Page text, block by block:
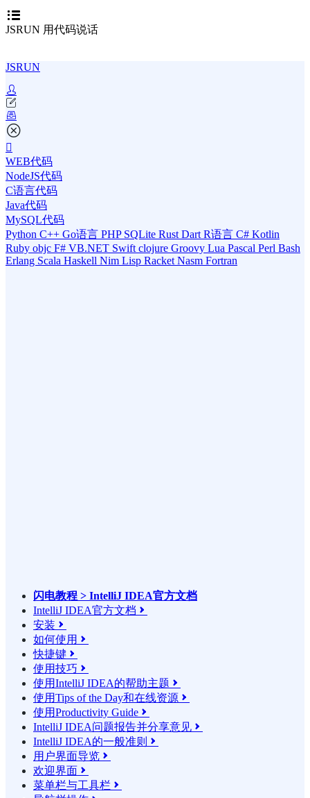
JSRUN 用代码说话
JSRUN
WEB代码
NodeJS代码
C语言代码
Java代码
MySQL代码
Python C++ Go语言 PHP SQLite Rust Dart R语言 C# Kotlin
Ruby objc F# VB.NET Swift clojure Groovy Lua Pascal Perl Bash
Erlang Scala Haskell Nim Lisp Racket Nasm Fortran
闪电教程 > IntelliJ IDEA官方文档
IntelliJ IDEA官方文档 
安装 
如何使用 
快捷键 
使用技巧 
使用IntelliJ IDEA的帮助主题 
使用Tips of the Day和在线资源 
使用Productivity Guide 
IntelliJ IDEA问题报告并分享意见 
IntelliJ IDEA的一般准则 
用户界面导览 
欢迎界面 
菜单栏与工具栏 